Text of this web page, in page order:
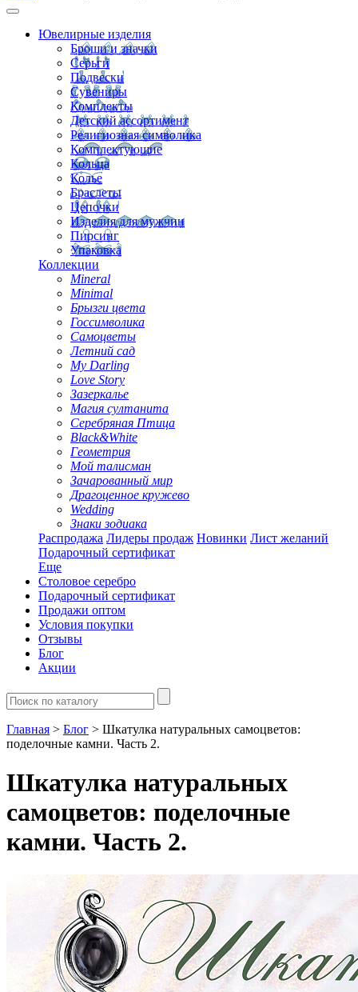
Ювелирные изделия
Броши и значки
Серьги
Подвески
Сувениры
Комплекты
Детский ассортимент
Религиозная символика
Комплектующие
Кольца
Колье
Браслеты
Цепочки
Изделия для мужчин
Пирсинг
Упаковка
Коллекции
Mineral
Minimal
Брызги цвета
Госсимволика
Самоцветы
Летний сад
My Darling
Love Story
Зазеркалье
Магия султанита
Серебряная Птица
Black&White
Геометрия
Мой талисман
Зачарованный мир
Драгоценное кружево
Wedding
Знаки зодиака
Распродажа Лидеры продаж Новинки Лист желаний
Подарочный сертификат
Еще
Столовое серебро
Подарочный сертификат
Продажи оптом
Условия покупки
Отзывы
Блог
Акции
Главная > Блог > Шкатулка натуральных самоцветов:
поделочные камни. Часть 2.
Шкатулка натуральных
самоцветов: поделочные
камни. Часть 2.